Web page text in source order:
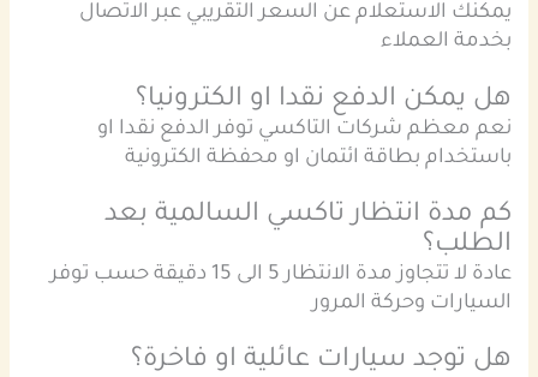
يمكنك الاستعلام عن السعر التقريبي عبر الاتصال
بخدمة العملاء
هل يمكن الدفع نقدا او الكترونيا؟
نعم معظم شركات التاكسي توفر الدفع نقدا او
باستخدام بطاقة ائتمان او محفظة الكترونية
كم مدة انتظار تاكسي السالمية بعد
الطلب؟
عادة لا تتجاوز مدة الانتظار 5 الى 15 دقيقة حسب توفر
السيارات وحركة المرور
هل توجد سيارات عائلية او فاخرة؟